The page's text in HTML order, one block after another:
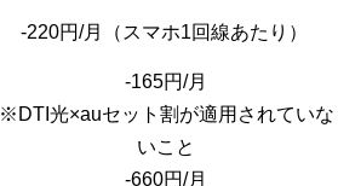
-220円/月（スマホ1回線あたり）
-165円/月
※DTI光×auセット割が適用されていな
いこと
-660円/月